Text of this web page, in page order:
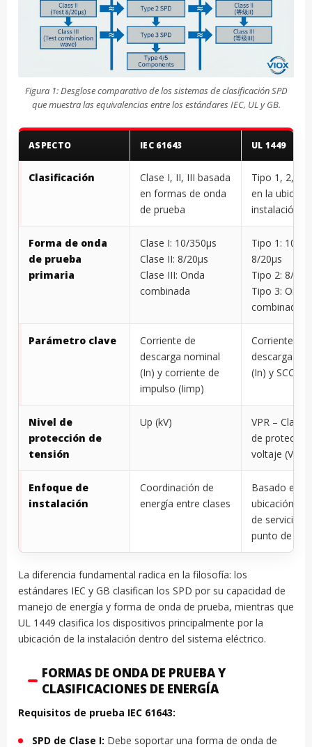
Figura 1: Desglose comparativo de los sistemas de clasificación SPD
que muestra las equivalencias entre los estándares IEC, UL y GB.
ASPECTO IEC 61643 UL 1449
Clasificación
Clase I, II, III basada
en formas de onda
de prueba
Tipo 1, 2, 3
en la
instalación
Forma de onda
de prueba
primaria
Clase I: 10/350μs
Clase II: 8/20μs
Clase III: Onda
combinada
Tipo 1: 10/
8/20μs
Tipo 2: 8/
Tipo 3: Onda
combinada
Parámetro clave
Corriente de
descarga nominal
(In) y corriente de
impulso (Iimp)
Corriente de
descarga
(In) y SCCR
Nivel de
protección de
tensión
Up (kV)
VPR –
de
voltaje (V)
Enfoque de
instalación
Coordinación de
energía entre clases
Basado en la
ubicación
de servicio,
punto de
La diferencia fundamental radica en la filosofía: los
estándares IEC y GB clasifican los SPD por su capacidad de
manejo de energía y forma de onda de prueba, mientras que
UL 1449 clasifica los dispositivos principalmente por la
ubicación de la instalación dentro del sistema eléctrico.
FORMAS DE ONDA DE PRUEBA Y
CLASIFICACIONES DE ENERGÍA
Requisitos de prueba IEC 61643:
SPD de Clase I: Debe soportar una forma de onda de